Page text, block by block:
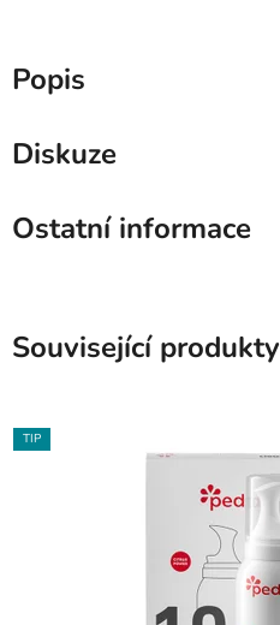
Popis
Diskuze
Ostatní informace
Související produkty
TIP